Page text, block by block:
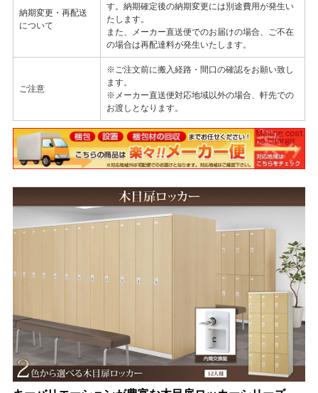
納期変更・再配送
について
す。納期確定後の納期変更には別途費用が発生い
たします。
また、メーカー直送便でのお届けの場合、ご不在
の場合は再配達料が発生いたします。
ご注意
※ご注文前に搬入経路・間口の確認をお願い致し
ます。
※メーカー直送便対応地域以外の場合、軒先での
お渡しとなります。